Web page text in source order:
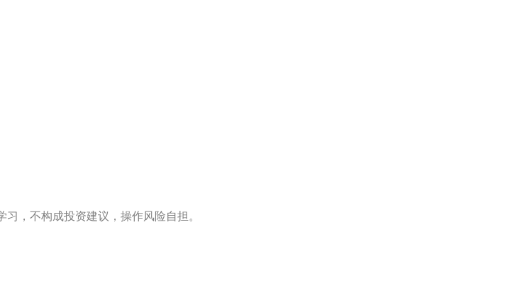
习，不构成投资建议，操作风险自担。